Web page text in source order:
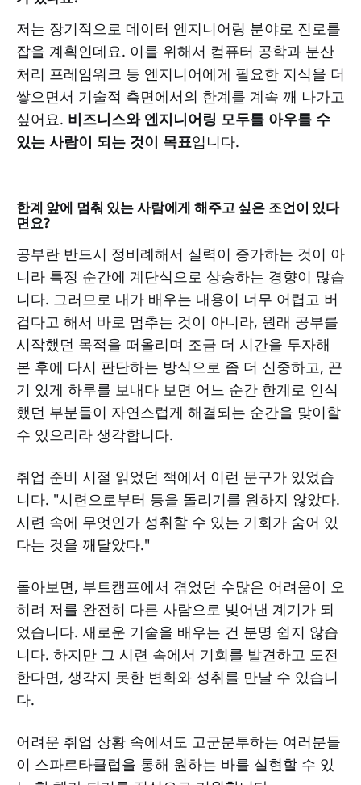
저는 장기적으로 데이터 엔지니어링 분야로 진로를
잡을 계획인데요. 이를 위해서 컴퓨터 공학과 분산
처리 프레임워크 등 엔지니어에게 필요한 지식을 더
쌓으면서 기술적 측면에서의 한계를 계속 깨 나가고
싶어요. 비즈니스와 엔지니어링 모두를 아우를 수
있는 사람이 되는 것이 목표입니다.
한계 앞에 멈춰 있는 사람에게 해주고 싶은 조언이 있다
면요?
공부란 반드시 정비례해서 실력이 증가하는 것이 아
니라 특정 순간에 계단식으로 상승하는 경향이 많습
니다. 그러므로 내가 배우는 내용이 너무 어렵고 버
겁다고 해서 바로 멈추는 것이 아니라, 원래 공부를
시작했던 목적을 떠올리며 조금 더 시간을 투자해
본 후에 다시 판단하는 방식으로 좀 더 신중하고, 끈
기 있게 하루를 보내다 보면 어느 순간 한계로 인식
했던 부분들이 자연스럽게 해결되는 순간을 맞이할
수 있으리라 생각합니다.
취업 준비 시절 읽었던 책에서 이런 문구가 있었습
니다. "시련으로부터 등을 돌리기를 원하지 않았다.
시련 속에 무엇인가 성취할 수 있는 기회가 숨어 있
다는 것을 깨달았다."
돌아보면, 부트캠프에서 겪었던 수많은 어려움이 오
히려 저를 완전히 다른 사람으로 빚어낸 계기가 되
었습니다. 새로운 기술을 배우는 건 분명 쉽지 않습
니다. 하지만 그 시련 속에서 기회를 발견하고 도전
한다면, 생각지 못한 변화와 성취를 만날 수 있습니
다.
어려운 취업 상황 속에서도 고군분투하는 여러분들
이 스파르타클럽을 통해 원하는 바를 실현할 수 있